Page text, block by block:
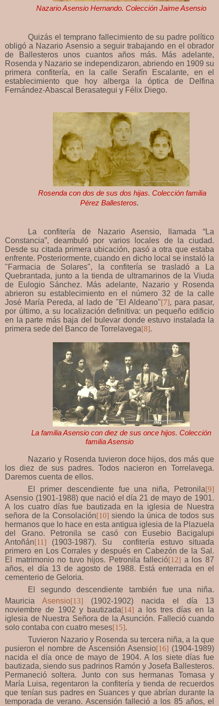
Nazario Asensio Hernando. Colección Jaime Asensio
Quizás el temprano fallecimiento de su padre político
obligó a Nazario Asensio a seguir trabajando en el obrador
de Ballesteros unos cuantos años más. Más adelante,
Rosenda y Nazario se independizaron, abriendo en 1909 su
primera confitería, en la calle Serafín Escalante, en el
establecimiento que hoy alberga la óptica de Delfina
Fernández-Abascal Berasategui y Félix Diego.
Rosenda con dos de sus dos hijas. Colección familia
Pérez Ballesteros.
La confitería de Nazario Asensio, llamada “La
Constancia”, deambuló por varios locales de la ciudad.
Desde su citada primera ubicación, pasó a otra que estaba
enfrente. Posteriormente, cuando en dicho local se instaló la
"Farmacia de Solares", la confitería se trasladó a La
Quebrantada, junto a la tienda de ultramarinos de la Viuda
de Eulogio Sánchez. Más adelante, Nazario y Rosenda
abrieron su establecimiento en el número 32 de la calle
José María Pereda, al lado de "El Aldeano"[7], para pasar,
por último, a su localización definitiva: un pequeño edificio
en la parte más baja del bulevar donde estuvo instalada la
primera sede del Banco de Torrelavega[8].
La familia Asensio con diez de sus once hijos. Colección
familia Asensio
Nazario y Rosenda tuvieron doce hijos, dos más que
los diez de sus padres. Todos nacieron en Torrelavega.
Daremos cuenta de ellos.
El primer descendiente fue una niña, Petronila[9]
Asensio (1901-1988) que nació el día 21 de mayo de 1901.
A los cuatro días fue bautizada en la iglesia de Nuestra
señora de la Consolación[10] siendo la única de todos sus
hermanos que lo hace en esta antigua iglesia de la Plazuela
del Grano. Petronila se casó con Eusebio Bacigalupi
Antoñán[11] (1903-1987). Su confitería estuvo situada
primero en Los Corrales y después en Cabezón de la Sal.
El matrimonio no tuvo hijos. Petronila falleció[12] a los 87
años, el día 13 de agosto de 1988. Está enterrada en el
cementerio de Geloria.
El segundo descendiente también fue una niña.
Mauricia Asensio[13]
(1902-1902) nacida el día 13
noviembre de 1902 y bautizada[14] a los tres días en la
iglesia de Nuestra Señora de la Asunción. Falleció cuando
solo contaba con cuatro meses[15].
Tuvieron Nazario y Rosenda su tercera niña, a la que
pusieron el nombre de Ascensión Asensio[16] (1904-1989)
nacida el día once de mayo de 1904. A los siete días fue
bautizada, siendo sus padrinos Ramón y Josefa Ballesteros.
Permaneció soltera. Junto con sus hermanas Tomasa y
María Luisa, regentaron la confitería y tienda de recuerdos
que tenían sus padres en Suances y que abrían durante la
temporada de verano. Ascensión falleció a los 85 años, el